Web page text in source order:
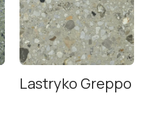
Lastryko Greppo